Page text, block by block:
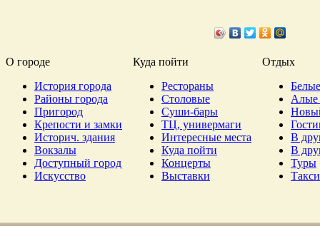
О городе Куда пойти
Отдых
История города
Районы города
Пригород
Крепости и замки
Историч. здания
Вокзалы
Доступный город
Искусство
Рестораны
Столовые
Суши-бары
ТЦ, универмаги
Интересные места
Куда пойти
Концерты
Выставки
Алые
В
В
Туры
Такси